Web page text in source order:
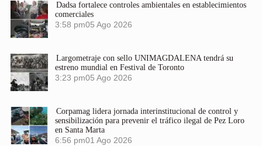
Dadsa fortalece controles ambientales en establecimientos
comerciales
3:58 pm05 Ago 2026
Largometraje con sello UNIMAGDALENA tendrá su
estreno mundial en Festival de Toronto
3:23 pm05 Ago 2026
Corpamag lidera jornada interinstitucional de control y
sensibilización para prevenir el tráfico ilegal de Pez Loro
en Santa Marta
6:56 pm01 Ago 2026